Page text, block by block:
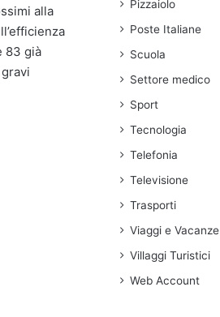
alla
83 già
Pizzaiolo
Poste Italiane
Scuola
Settore medico
Sport
Tecnologia
Telefonia
Televisione
Trasporti
Viaggi e Vacanze
Villaggi Turistici
Web Account